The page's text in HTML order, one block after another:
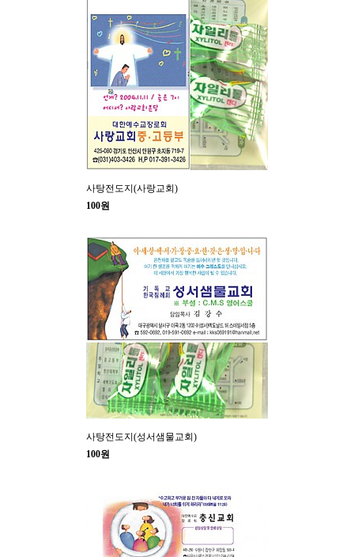
사탕전도지(사랑교회)
100원
사탕전도지(성서샘물교회)
100원